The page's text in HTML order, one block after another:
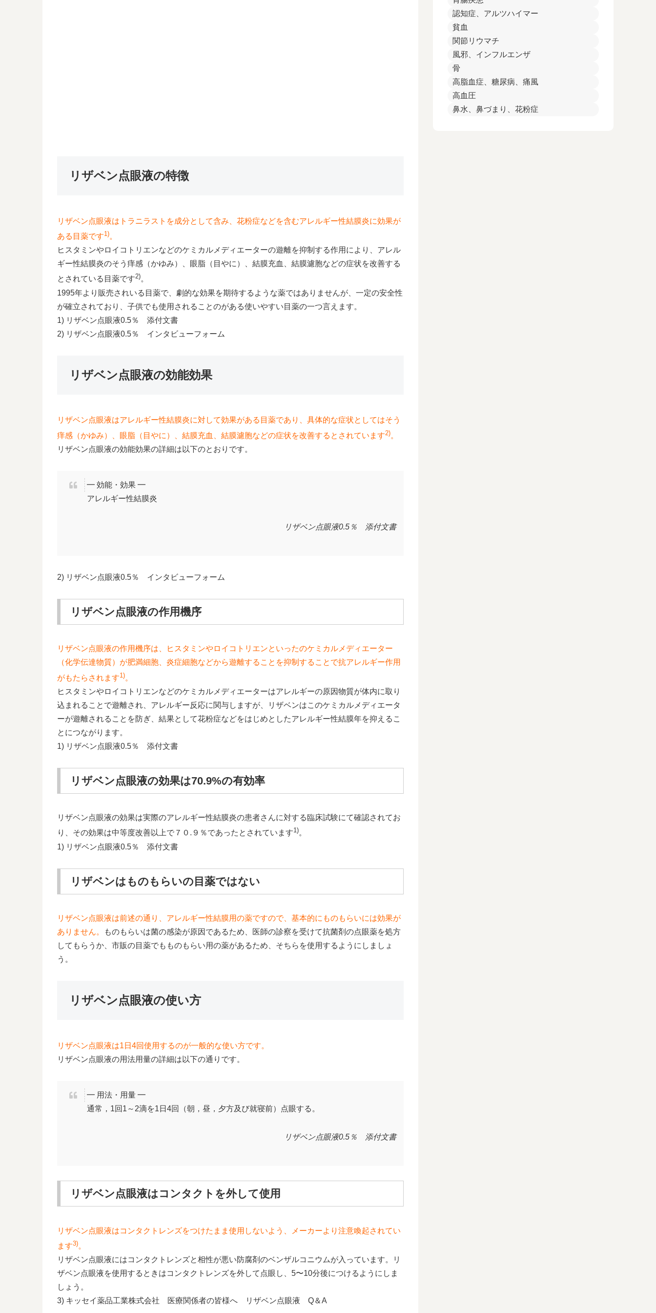
リザベン点眼液の特徴
リザベン点眼液はトラニラストを成分として含み、花粉症などを含むアレルギー性結膜炎に効果が
ある目薬です1)。
ヒスタミンやロイコトリエンなどのケミカルメディエーターの遊離を抑制する作用により、アレル
ギー性結膜炎のそう痒感（かゆみ）、眼脂（目やに）、結膜充血、結膜濾胞などの症状を改善する
とされている目薬です2)。
1995年より販売されいる目薬で、劇的な効果を期待するような薬ではありませんが、一定の安全性
が確立されており、子供でも使用されることのがある使いやすい目薬の一つ言えます。
1) リザベン点眼液0.5％ 添付文書
2) リザベン点眼液0.5％ インタビューフォーム
リザベン点眼液の効能効果
リザベン点眼液はアレルギー性結膜炎に対して効果がある目薬であり、具体的な症状としてはそう
痒感（かゆみ）、眼脂（目やに）、結膜充血、結膜濾胞などの症状を改善するとされています2)。
リザベン点眼液の効能効果の詳細は以下のとおりです。
━ 効能・効果 ━
アレルギー性結膜炎
リザベン点眼液0.5％ 添付文書
2) リザベン点眼液0.5％ インタビューフォーム
リザベン点眼液の作用機序
リザベン点眼液の作用機序は、ヒスタミンやロイコトリエンといったのケミカルメディエーター
（化学伝達物質）が肥満細胞、炎症細胞などから遊離することを抑制することで抗アレルギー作用
がもたらされます1)。
ヒスタミンやロイコトリエンなどのケミカルメディエーターはアレルギーの原因物質が体内に取り
込まれることで遊離され、アレルギー反応に関与しますが、リザベンはこのケミカルメディエータ
ーが遊離されることを防ぎ、結果として花粉症などをはじめとしたアレルギー性結膜年を抑えるこ
とにつながります。
1) リザベン点眼液0.5％ 添付文書
リザベン点眼液の効果は70.9%の有効率
リザベン点眼液の効果は実際のアレルギー性結膜炎の患者さんに対する臨床試験にて確認されてお
り、その効果は中等度改善以上で７０.９％であったとされています1)。
1) リザベン点眼液0.5％ 添付文書
リザベンはものもらいの目薬ではない
リザベン点眼液は前述の通り、アレルギー性結膜用の薬ですので、基本的にものもらいには効果が
ありません。
ものもらいは菌の感染が原因であるため、医師の診察を受けて抗菌剤の点眼薬を処方
してもらうか、市販の目薬でもものもらい用の薬があるため、そちらを使用するようにしましょ
う。
リザベン点眼液の使い方
リザベン点眼液は1日4回使用するのが一般的な使い方です。
リザベン点眼液の用法用量の詳細は以下の通りです。
━ 用法・用量 ━
通常，1回1～2滴を1日4回（朝，昼，夕方及び就寝前）点眼する。
リザベン点眼液0.5％ 添付文書
リザベン点眼液はコンタクトを外して使用
リザベン点眼液はコンタクトレンズをつけたまま使用しないよう、メーカーより注意喚起されてい
ます3)。
リザベン点眼液にはコンタクトレンズと相性が悪い防腐剤のベンザルコニウムが入っています。リ
ザベン点眼液を使用するときはコンタクトレンズを外して点眼し、5〜10分後につけるようにしま
しょう。
3) キッセイ薬品工業株式会社 医療関係者の皆様へ リザベン点眼液 Q＆A
認知症、アルツハイマー
貧血
関節リウマチ
風邪、インフルエンザ
骨
高脂血症、糖尿病、痛風
高血圧
鼻水、鼻づまり、花粉症